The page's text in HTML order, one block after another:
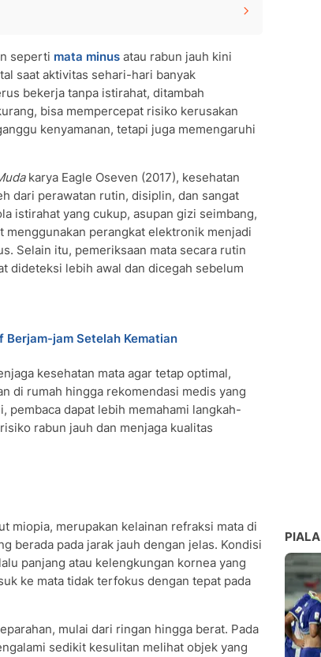
seperti mata minus atau rabun jauh kini
saat aktivitas sehari-hari banyak
bekerja tanpa istirahat, ditambah
bisa mempercepat risiko kerusakan
kenyamanan, tetapi juga memengaruhi
karya Eagle Oseven (2017), kesehatan
dari perawatan rutin, disiplin, dan sangat
istirahat yang cukup, asupan gizi seimbang,
menggunakan perangkat elektronik menjadi
Selain itu, pemeriksaan mata secara rutin
dideteksi lebih awal dan dicegah sebelum
jam Setelah Kematian
kesehatan mata agar tetap optimal,
di rumah hingga rekomendasi medis yang
pembaca dapat lebih memahami langkah-
rabun jauh dan menjaga kualitas
miopia, merupakan kelainan refraksi mata di
berada pada jarak jauh dengan jelas. Kondisi
panjang atau kelengkungan kornea yang
ke mata tidak terfokus dengan tepat pada
mulai dari ringan hingga berat. Pada
sedikit kesulitan melihat objek yang